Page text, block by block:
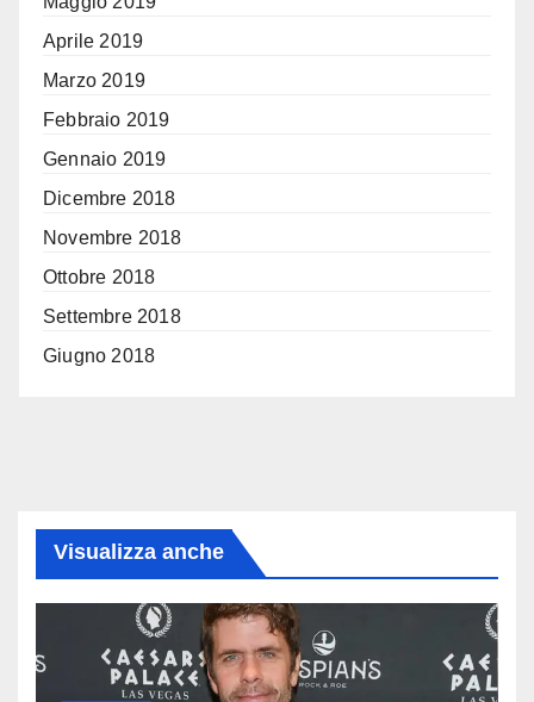
Aprile 2019
Marzo 2019
Febbraio 2019
Gennaio 2019
Dicembre 2018
Novembre 2018
Ottobre 2018
Settembre 2018
Giugno 2018
Visualizza anche